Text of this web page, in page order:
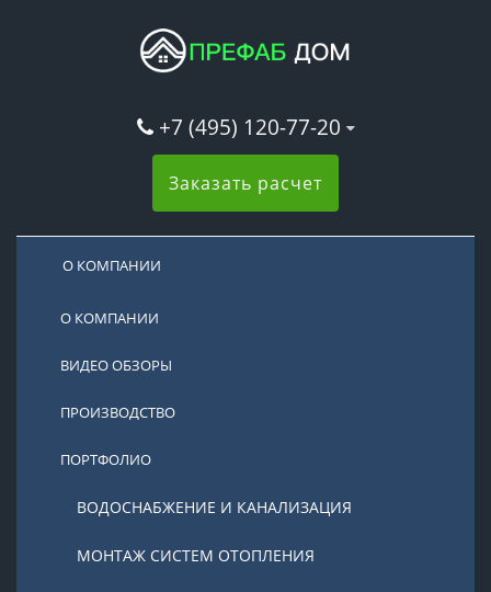
+7 (495) 120-77-20
Заказать расчет
О КОМПАНИИ
О КОМПАНИИ
ВИДЕО ОБЗОРЫ
ПРОИЗВОДСТВО
ПОРТФОЛИО
ВОДОСНАБЖЕНИЕ И КАНАЛИЗАЦИЯ
МОНТАЖ СИСТЕМ ОТОПЛЕНИЯ